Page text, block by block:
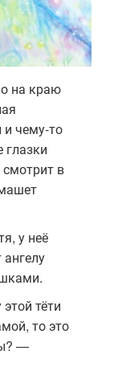
на краю
чему-то
в
у неё
тёти
то это
—